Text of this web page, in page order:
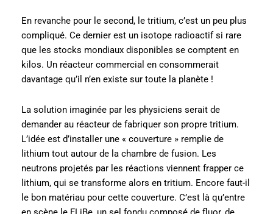
En revanche pour le second, le tritium, c’est un peu plus
compliqué. Ce dernier est un isotope radioactif si rare
que les stocks mondiaux disponibles se comptent en
kilos. Un réacteur commercial en consommerait
davantage qu’il n’en existe sur toute la planète !
La solution imaginée par les physiciens serait de
demander au réacteur de fabriquer son propre tritium.
L’idée est d’installer une « couverture » remplie de
lithium tout autour de la chambre de fusion. Les
neutrons projetés par les réactions viennent frapper ce
lithium, qui se transforme alors en tritium. Encore faut-il
le bon matériau pour cette couverture. C’est là qu’entre